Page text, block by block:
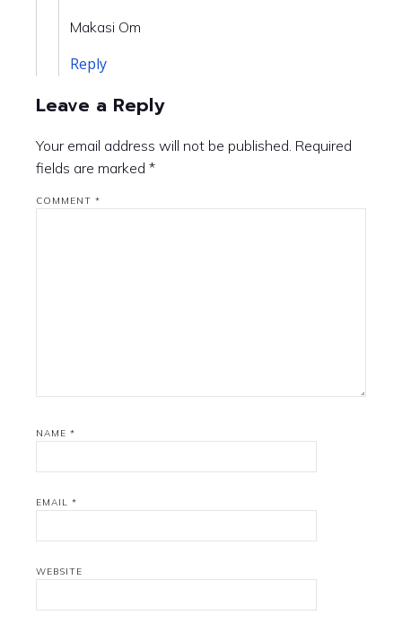
Makasi Om
Reply
Leave a Reply
Your email address will not be published. Required
fields are marked *
COMMENT *
NAME *
EMAIL *
WEBSITE